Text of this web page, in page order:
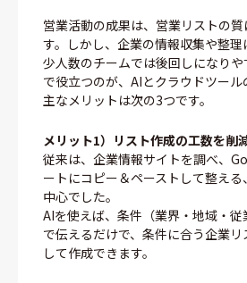
営業活動の成果は、営業リストの
す。しかし、企業の情報収集や整理
少人数のチームでは後回しになり
で役立つのが、AIとクラウドツール
主なメリットは次の3つです。
メリット1）リスト作成の工数を削
従来は、企業情報サイトを調べ、
ートにコピー＆ペーストして整え
中心でした。
AIを使えば、条件（業界・地域・
で伝えるだけで、条件に合う企業
して作成できます。